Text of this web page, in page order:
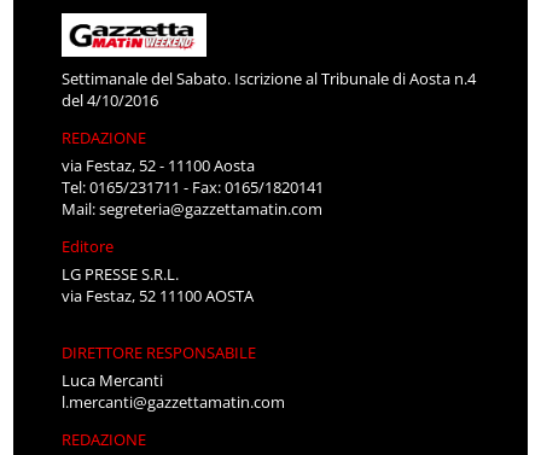
Settimanale del Sabato. Iscrizione al Tribunale di Aosta n.4
del 4/10/2016
REDAZIONE
via Festaz, 52 - 11100 Aosta
Tel: 0165/231711 - Fax: 0165/1820141
Mail:segreteria@gazzettamatin.com
Editore
LG PRESSE S.R.L.
via Festaz, 52 11100 AOSTA
DIRETTORE RESPONSABILE
Luca Mercanti
l.mercanti@gazzettamatin.com
REDAZIONE